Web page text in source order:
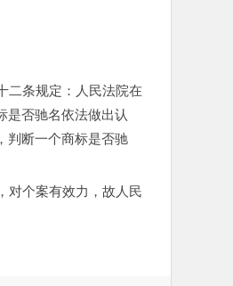
二条规定：人民法院在
是否驰名依法做出认
判断一个商标是否驰
对个案有效力，故人民